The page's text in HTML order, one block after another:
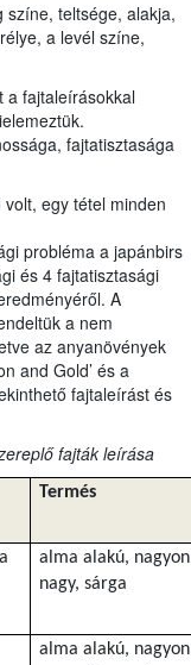
színe, teltsége, alakja,
a levél színe,
a fajtaleírásokkal
fajtatisztasága
egy tétel minden
probléma a japánbirs
és 4 fajtatisztasági
A
a nem
az anyanövények
and Gold’ és a
fajtaleírást és
fajták leírása
Termés
alma alakú, nagyon
nagy, sárga
alma alakú, nagyon